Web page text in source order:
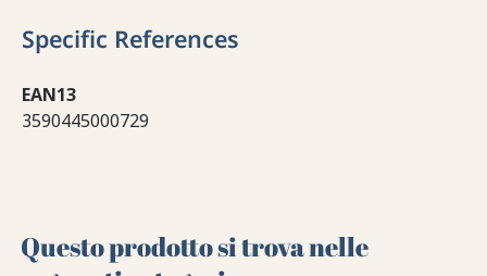
Specific References
EAN13
3590445000729
Questo prodotto si trova nelle